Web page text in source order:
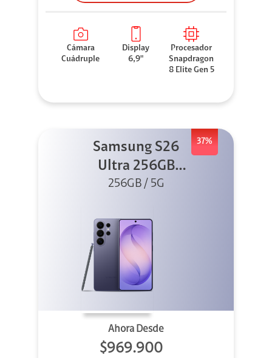
Cámara
Cuádruple
Display
6,9"
Procesador
Snapdragon
8 Elite Gen 5
37%
Samsung S26
Ultra 256GB
Violeta
256GB / 5G
Ahora Desde
$969.900